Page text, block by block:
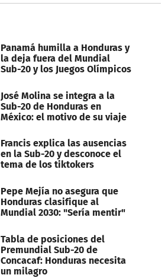
Panamá humilla a Honduras y
la deja fuera del Mundial
Sub-20 y los Juegos Olímpicos
José Molina se integra a la
Sub-20 de Honduras en
México: el motivo de su viaje
Francis explica las ausencias
en la Sub-20 y desconoce el
tema de los tiktokers
Pepe Mejía no asegura que
Honduras clasifique al
Mundial 2030: "Sería mentir"
Tabla de posiciones del
Premundial Sub-20 de
Concacaf: Honduras necesita
un milagro